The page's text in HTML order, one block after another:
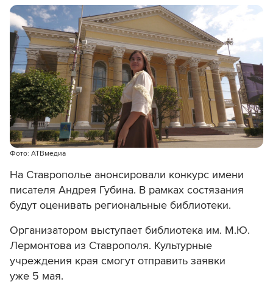
Фото: АТВмедиа
На Ставрополье анонсировали конкурс имени
писателя Андрея Губина. В рамках состязания
будут оценивать региональные библиотеки.
Организатором выступает библиотека им. М.Ю.
Лермонтова из Ставрополя. Культурные
учреждения края смогут отправить заявки
уже 5 мая.